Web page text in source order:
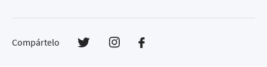
Compártelo